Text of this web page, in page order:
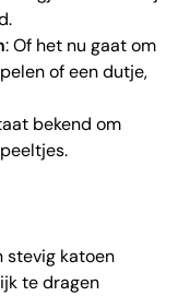
: Of het nu gaat om
of een dutje,
bekend om
stevig katoen
te dragen